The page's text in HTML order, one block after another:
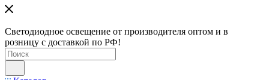
Светодиодное освещение от производителя оптом и в
розницу с доставкой по РФ!